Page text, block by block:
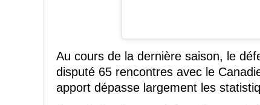
Au cours de la dernière saison, le
disputé 65 rencontres avec le
apport dépasse largement les